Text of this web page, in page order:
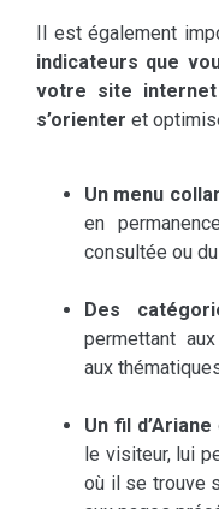
Il est également
indicateurs que
votre site
s’orienter et
Un menu
en
consultée ou
Des
permettant
aux
Un fil d’Ariane
le visiteur, lui
où il se trouve